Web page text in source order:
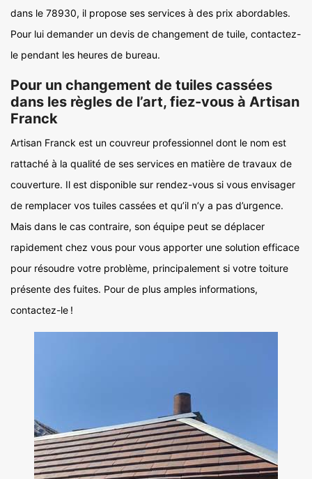
dans le 78930, il propose ses services à des prix abordables.
Pour lui demander un devis de changement de tuile, contactez-
le pendant les heures de bureau.
Pour un changement de tuiles cassées
dans les règles de l’art, fiez-vous à Artisan
Franck
Artisan Franck est un couvreur professionnel dont le nom est
rattaché à la qualité de ses services en matière de travaux de
couverture. Il est disponible sur rendez-vous si vous envisager
de remplacer vos tuiles cassées et qu’il n’y a pas d’urgence.
Mais dans le cas contraire, son équipe peut se déplacer
rapidement chez vous pour vous apporter une solution efficace
pour résoudre votre problème, principalement si votre toiture
présente des fuites. Pour de plus amples informations,
contactez-le !